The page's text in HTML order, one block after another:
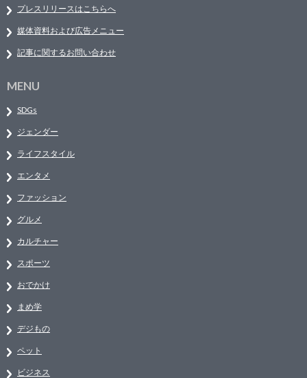
プレスリリースはこちらへ
媒体資料および広告メニュー
記事に関するお問い合わせ
MENU
SDGs
ジェンダー
ライフスタイル
エンタメ
ファッション
グルメ
カルチャー
スポーツ
おでかけ
まめ学
デジもの
ペット
ビジネス